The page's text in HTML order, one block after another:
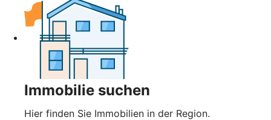
Immobilie suchen
Hier finden Sie Immobilien in der Region.